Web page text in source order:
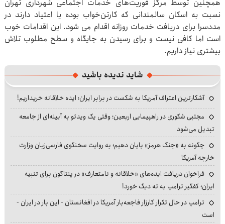
همچنین توسط مرکز فوریت‌های خدمات اجتماعی شهرداری تهران
نسبت به اسکان سالمندانی که کارتن‌خواب بوده یا اعتیاد دارند در
مددسرا برای دریافت خدمات روزانه اقدام می شود. این اقدامات خوب
است اما کافی نیست و برای رسیدن به جایگاه و سطح مطلوب تلاش
بیشتری نیاز داریم.
شاید ندیده باشید
آشکارترین اعتراف آمریکا به شکست در برابر ایران؛ ایده خلاقانه خریداریم!
مجتبی شکوری در راهپیمایی اربعین؛ وقتی یک ویدئو به آیینه‌ای از جامعه
تبدیل می‌شود
چگونه به «جنگ هرمز» پایان دهیم؛ به روایت سخنگوی فارسی‌زبان وزارت
خارجه آمریکا
فراخوان دریافت ایده‌های «خلاقانه و نامتعارف» در پنتاگون برای تنبیه
ایران؛ کفگیر ترامپ به ته دیگ خورد!
ترامپ در حال تکرار کارزار فاجعه‌بار آمریکا در افغانستان - این بار در ایران -
است